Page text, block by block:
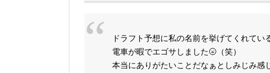
ドラフト予想に私の名前を挙げてくれてい
電車が暇でエゴサしました🌝（笑）
本当にありがたいことだなぁとしみじみ感